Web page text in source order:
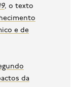
, o texto
e de
da